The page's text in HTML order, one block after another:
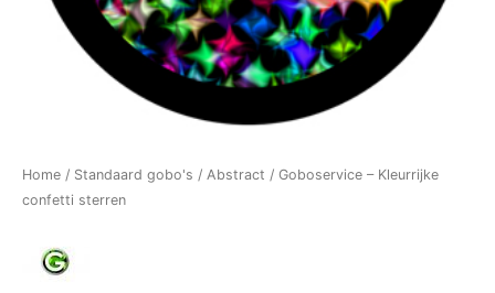
Home / Standaard gobo's / Abstract / Goboservice – Kleurrijke
confetti sterren